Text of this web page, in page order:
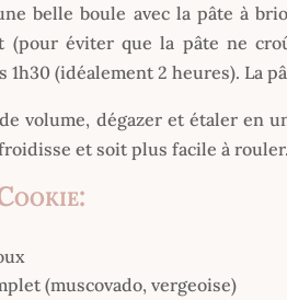
belle boule avec la pâte à
(pour éviter que la pâte ne
1h30 (idéalement 2 heures). La
volume, dégazer et étaler en
et soit plus facile à rouler.
(muscovado, vergeoise)